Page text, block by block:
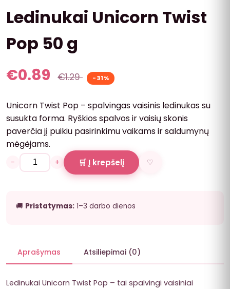
Ledinukai Unicorn Twist
Pop 50 g
€0.89 €1.29 -31%
Unicorn Twist Pop – spalvingas vaisinis ledinukas su
susukta forma. Ryškios spalvos ir vaisių skonis
paverčia jį puikiu pasirinkimu vaikams ir saldumynų
mėgėjams.
− + 🛒 Į krepšelį ♡
🚚 Pristatymas: 1–3 darbo dienos
Aprašymas Atsiliepimai (0)
Ledinukai Unicorn Twist Pop – tai spalvingi vaisiniai